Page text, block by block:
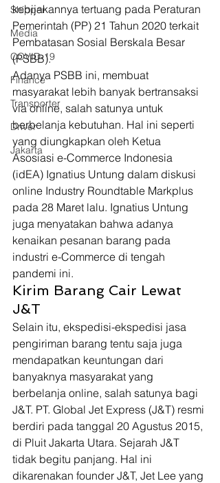
Shipper
Media
COVID-19
Finance
Transporter
Driver
Jakarta
kebijakannya tertuang pada Peraturan
Pemerintah (PP) 21 Tahun 2020 terkait
Pembatasan Sosial Berskala Besar
(PSBB).
Adanya PSBB ini, membuat
masyarakat lebih banyak bertransaksi
via online, salah satunya untuk
berbelanja kebutuhan. Hal ini seperti
yang diungkapkan oleh Ketua
Asosiasi e-Commerce Indonesia
(idEA) Ignatius Untung dalam diskusi
online Industry Roundtable Markplus
pada 28 Maret lalu. Ignatius Untung
juga menyatakan bahwa adanya
kenaikan pesanan barang pada
industri e-Commerce di tengah
pandemi ini.
Kirim Barang Cair Lewat
J&T
Selain itu, ekspedisi-ekspedisi jasa
pengiriman barang tentu saja juga
mendapatkan keuntungan dari
banyaknya masyarakat yang
berbelanja online, salah satunya bagi
J&T. PT. Global Jet Express (J&T) resmi
berdiri pada tanggal 20 Agustus 2015,
di Pluit Jakarta Utara. Sejarah J&T
tidak begitu panjang. Hal ini
dikarenakan founder J&T, Jet Lee yang